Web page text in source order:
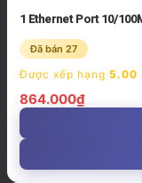
1 Ethernet Port 10/
Đã bán 27
Được xếp hạng 5.00
864.000₫